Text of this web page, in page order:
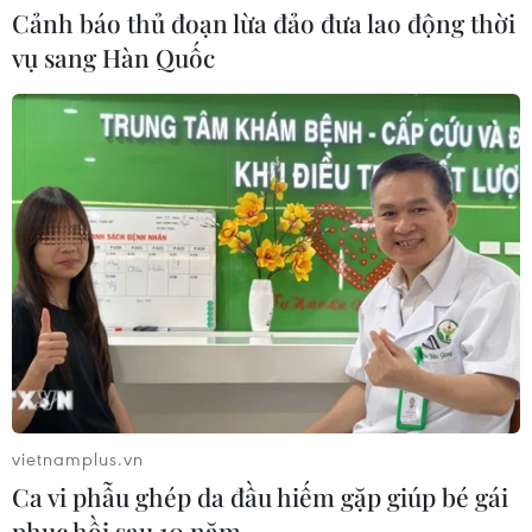
Xem thêm
CƠ QUAN CHỦ QUẢN: THÔNG TẤN XÃ VIỆT NAM
Tổng Biên tập: TRẦN TIẾN DUẨN
Phó Tổng Biên tập: NGUYỄN THỊ TÁM, KHÚC THANH
THỦY
Sở hữu trí tuệ
Quy định sử dụng
RSS
Hỗ trợ
Ngôn ngữ
Dịch vụ tin
Quảng cáo
Cảnh báo thủ đoạn lừa đảo đưa lao động thời
vụ sang Hàn Quốc
vietnamplus.vn
Ca vi phẫu ghép da đầu hiếm gặp giúp bé gái